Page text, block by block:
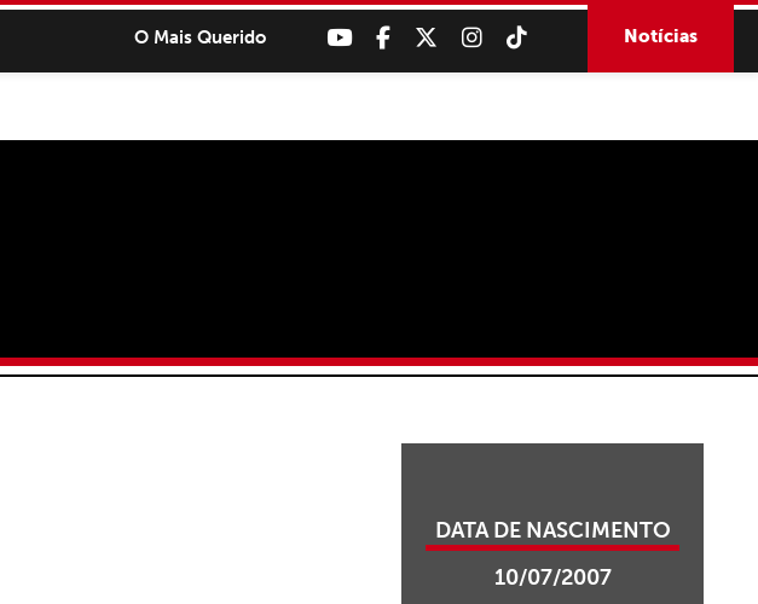
O Mais Querido Notícias
DATA DE NASCIMENTO
10/07/2007